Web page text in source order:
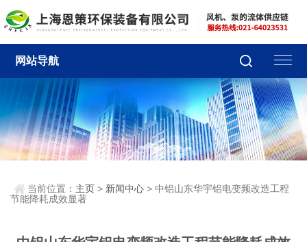
网站导航
当前位置： 主页 > 新闻中心 > 中铝山东华宇铝电变频改造工程
节能降耗成效显著